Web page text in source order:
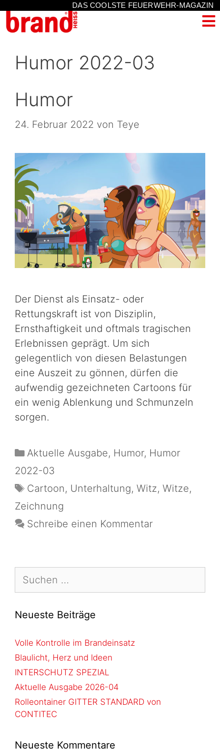
DAS COOLSTE FEUERWEHR-MAGAZIN
Humor 2022-03
Humor
24. Februar 2022 von Teye
Der Dienst als Einsatz- oder
Rettungskraft ist von Disziplin,
Ernsthaftigkeit und oftmals tragischen
Erlebnissen geprägt. Um sich
gelegentlich von diesen Belastungen
eine Auszeit zu gönnen, dürfen die
aufwendig gezeichneten Cartoons für
ein wenig Ablenkung und Schmunzeln
sorgen.
Aktuelle Ausgabe, Humor, Humor
2022-03
Cartoon, Unterhaltung, Witz, Witze,
Zeichnung
Schreibe einen Kommentar
Neueste Beiträge
Volle Kontrolle im Brandeinsatz
Blaulicht, Herz und Ideen
INTERSCHUTZ SPEZIAL
Aktuelle Ausgabe 2026-04
Rolleontainer GITTER STANDARD von
CONTITEC
Neueste Kommentare